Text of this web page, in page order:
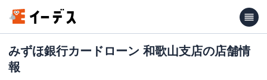
みずほ銀行カードローン 和歌山支店の店舗情
報